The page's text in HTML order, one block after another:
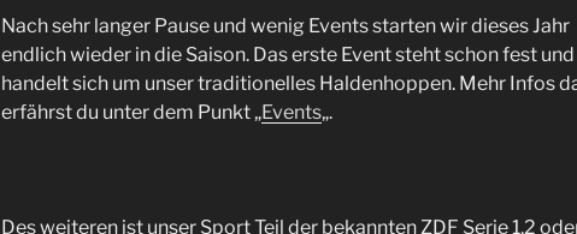
Nach sehr langer Pause und wenig Events starten wir dieses Jahr
endlich wieder in die Saison. Das erste Event steht schon fest und
handelt sich um unser traditionelles Haldenhoppen. Mehr Infos
erfährst du unter dem Punkt „Events„.
Des weiteren ist unser Sport Teil der bekannten ZDF Serie 1,2